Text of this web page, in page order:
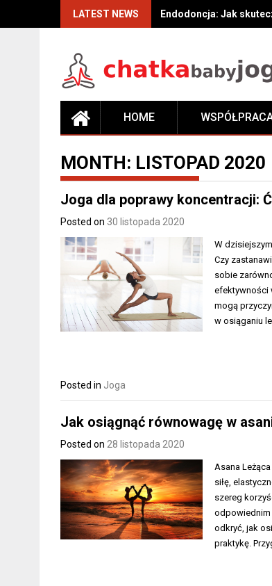
LATEST NEWS Czym jest rehabilitacja
HOME
MONTH: LISTOPAD 2020
Joga dla poprawy koncentracji:
Posted on 30 listopada 2020
W
Czy
sobie
efektywności
mogą
w osiąganiu
Posted in Joga
Jak osiągnąć równowagę w
Posted on 28 listopada 2020
Asana
siłę,
szereg
odpowiednim
odkryć, jak
praktykę.